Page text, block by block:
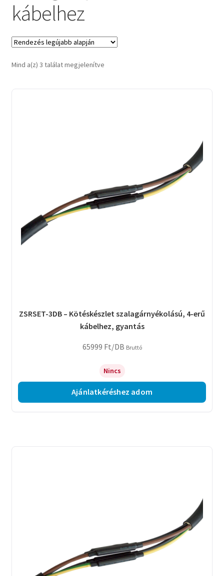
kábelhez
Mind a(z) 3 találat megjelenítveSorted
ZSRSET-3DB – Kötéskészlet szalagárnyékolású, 4-erű
kábelhez, gyantás
65999 Ft/DB Bruttó
Nincs
Ajánlatkéréshez adom